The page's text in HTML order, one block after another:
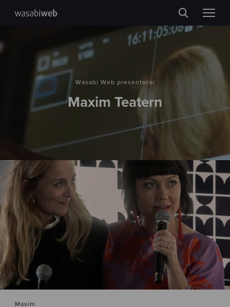
Wasabi Web presenterar
Maxim Teatern
Maxim